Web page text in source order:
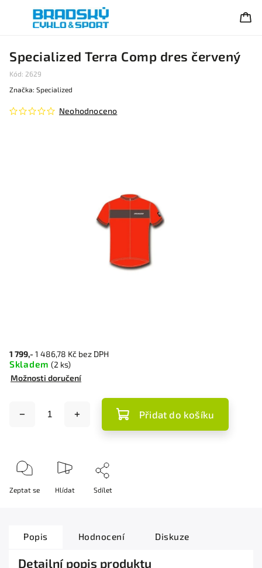
Specialized Terra Comp dres červený
Kód: 2629
Neohodnoceno
Značka: Specialized
1 799,- 1 486,78 Kč bez DPH
Skladem (2 ks)
Možnosti doručení
Přidat do košíku
Zeptat se Hlídat Sdílet
Popis Hodnocení Diskuze
Detailní popis produktu